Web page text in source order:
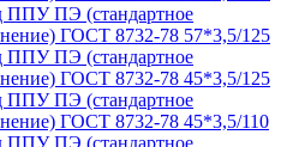
ППУ ПЭ (стандартное
ГОСТ 8732-78 57*3,5/125
ППУ ПЭ (стандартное
ГОСТ 8732-78 45*3,5/125
ППУ ПЭ (стандартное
ГОСТ 8732-78 45*3,5/110
ППУ ПЭ (стандартное